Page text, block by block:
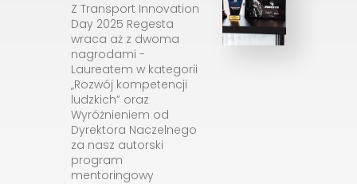
Z Transport Innovation
Day 2025 Regesta
wraca aż z dwoma
nagrodami -
Laureatem w kategorii
„Rozwój kompetencji
ludzkich” oraz
Wyróżnieniem od
Dyrektora Naczelnego
za nasz autorski
program
mentoringowy